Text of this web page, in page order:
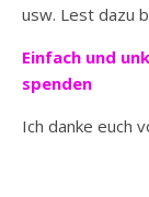
usw. Lest dazu
Einfach und
spenden
Ich danke euch